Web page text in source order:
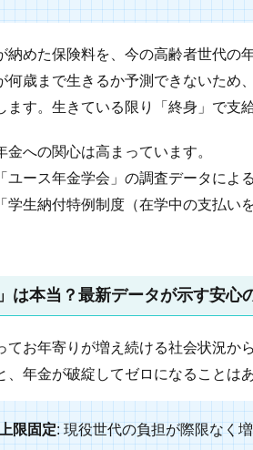
納めた保険料を、今の高齢者世代の
何歳まで生きるか予測できないため
ます。生きている限り「終身」で支
金への関心は高まっています。
ユース年金学会」の調査データによ
学生納付特例制度（在学中の支払い
は本当？最新データが示す安心
てお年寄りが増え続ける社会状況か
、年金が破綻してゼロになることは
限固定: 現役世代の負担が際限なく